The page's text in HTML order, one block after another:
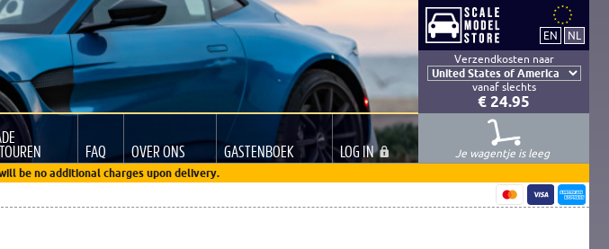
Verzendkosten naar
vanaf slechts
€ 24.95
FAQ OVER ONS GASTENBOEK LOGIN
Je wagentje is leeg
be no additional charges upon delivery.